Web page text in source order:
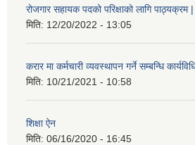
रोजगार सहायक पदको परिक्षाको लागि पाठ्यक्रम |
मिति: 12/20/2022 - 13:05
करार मा कर्मचारी व्यवस्थापन गर्ने सम्बन्धि
मिति: 10/21/2021 - 10:58
शिक्षा ऐन
मिति: 06/16/2020 - 16:45